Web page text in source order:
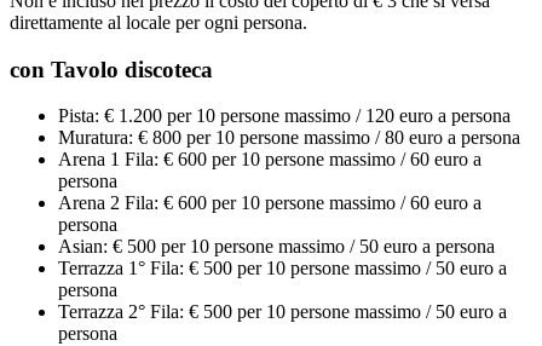
direttamente al locale per ogni persona.
con Tavolo discoteca
Pista: € 1.200 per 10 persone massimo / 120 euro a persona
Muratura: € 800 per 10 persone massimo / 80 euro a persona
Arena 1 Fila: € 600 per 10 persone massimo / 60 euro a
persona
Arena 2 Fila: € 600 per 10 persone massimo / 60 euro a
persona
Asian: € 500 per 10 persone massimo / 50 euro a persona
Terrazza 1° Fila: € 500 per 10 persone massimo / 50 euro a
persona
Terrazza 2° Fila: € 500 per 10 persone massimo / 50 euro a
persona